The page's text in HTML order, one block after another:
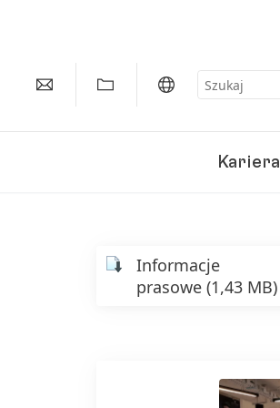
Kariera
Informacje
prasowe (1,43 MB)